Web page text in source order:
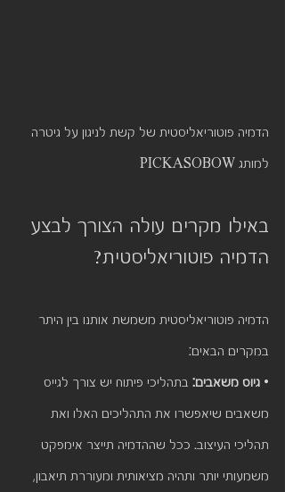
הדמיה פוטוריאליסטית של קשת לניגון על גיטרה
למותג PICKASOBOW
באילו מקרים עולה הצורך לבצע
הדמיה פוטוריאליסטית?
הדמיה פוטוריאליסטית משמשת אותנו בין היתר
במקרים הבאים:
• גיוס משאבים: בתהליכי פיתוח יש צורך לגייס
משאבים שיאפשרו את התהליכים האלו ואת
תהליכי העיצוב. ככל שההדמיה תייצר אימפקט
משמעותי יותר ותהיה מציאותית ומעוררת תיאבון,